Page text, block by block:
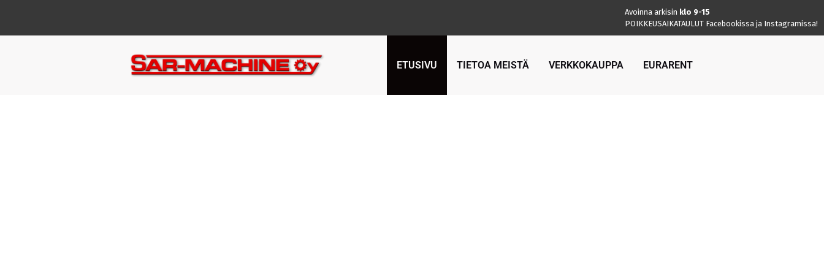
Avoinna arkisin klo 9-15
POIKKEUSAIKATAULUT Facebookissa ja Instagramissa!
ETUSIVU TIETOA MEISTÄ VERKKOKAUPPA EURARENT